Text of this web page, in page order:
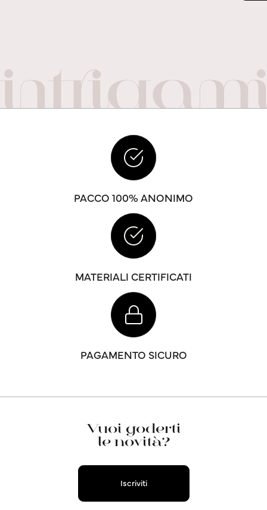
PACCO 100% ANONIMO
MATERIALI CERTIFICATI
PAGAMENTO SICURO
Vuoi goderti
le novità?
Iscriviti